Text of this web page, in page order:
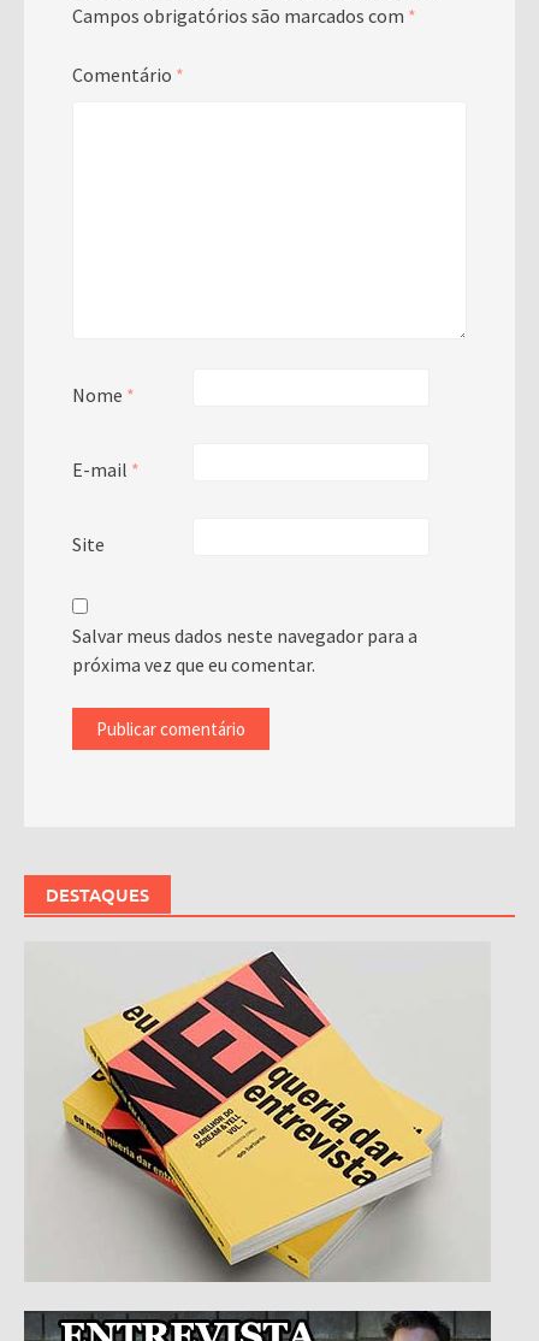
Campos obrigatórios são marcados com *
Comentário *
Nome *
E-mail *
Site
Salvar meus dados neste navegador para a
próxima vez que eu comentar.
DESTAQUES